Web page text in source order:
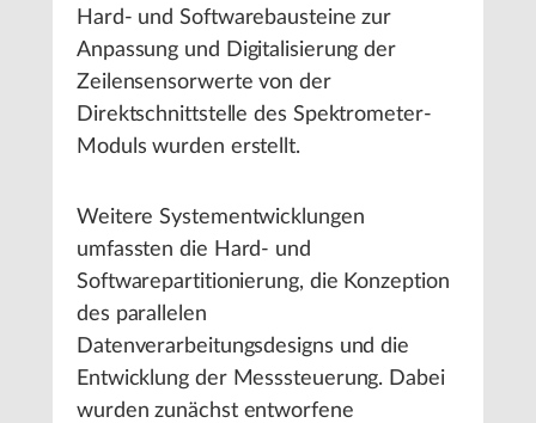
Hard- und Softwarebausteine zur
Anpassung und Digitalisierung der
Zeilensensorwerte von der
Direktschnittstelle des Spektrometer-
Moduls wurden erstellt.
Weitere Systementwicklungen
umfassten die Hard- und
Softwarepartitionierung, die Konzeption
des parallelen
Datenverarbeitungsdesigns und die
Entwicklung der Messsteuerung. Dabei
wurden zunächst entworfene